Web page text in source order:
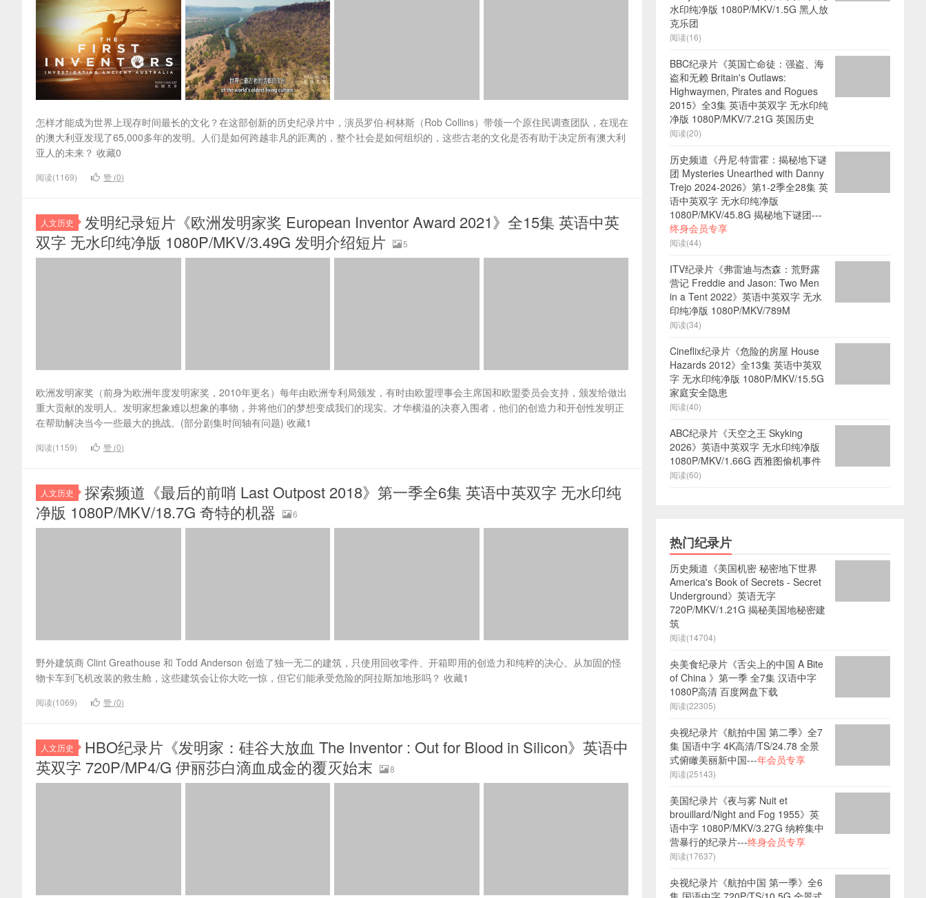
怎样才能成为世界上现存时间最长的文化？在这部创新的历史纪录片中，演员罗伯·柯林斯（Rob Collins）带领一个原住民调查团队，在现在
的澳大利亚发现了65,000多年的发明。人们是如何跨越非凡的距离的，整个社会是如何组织的，这些古老的文化是否有助于决定所有澳大利
亚人的未来？ 收藏0
阅读(1169) 赞 (0)
人文历史
发明纪录短片《欧洲发明家奖 European Inventor Award 2021》全15集 英语中英
双字 无水印纯净版 1080P/MKV/3.49G 发明介绍短片
5
欧洲发明家奖（前身为欧洲年度发明家奖，2010年更名）每年由欧洲专利局颁发，有时由欧盟理事会主席国和欧盟委员会支持，颁发给做出
重大贡献的发明人。发明家想象难以想象的事物，并将他们的梦想变成我们的现实。才华横溢的决赛入围者，他们的创造力和开创性发明正
在帮助解决当今一些最大的挑战。(部分剧集时间轴有问题) 收藏1
阅读(1159) 赞 (0)
人文历史
探索频道《最后的前哨 Last Outpost 2018》第一季全6集 英语中英双字 无水印纯
净版 1080P/MKV/18.7G 奇特的机器
6
野外建筑商 Clint Greathouse 和 Todd Anderson 创造了独一无二的建筑，只使用回收零件、开箱即用的创造力和纯粹的决心。从加固的怪
物卡车到飞机改装的救生舱，这些建筑会让你大吃一惊，但它们能承受危险的阿拉斯加地形吗？ 收藏1
阅读(1069) 赞 (0)
人文历史
HBO纪录片《发明家：硅谷大放血 The Inventor : Out for Blood in Silicon》英语中
英双字 720P/MP4/G 伊丽莎白滴血成金的覆灭始末
8
水印纯净版 1080P/MKV/1.5G 黑人放
克乐团
阅读(16)
BBC纪录片《英国亡命徒：强盗、海
盗和无赖 Britain's Outlaws:
Highwaymen, Pirates and Rogues
2015》全3集 英语中英双字 无水印纯
净版 1080P/MKV/7.21G 英国历史
阅读(20)
历史频道《丹尼·特雷霍：揭秘地下谜
团 Mysteries Unearthed with Danny
Trejo 2024-2026》第1-2季全28集 英
语中英双字 无水印纯净版
1080P/MKV/45.8G 揭秘地下谜团---
终身会员专享
阅读(44)
ITV纪录片《弗雷迪与杰森：荒野露
营记 Freddie and Jason: Two Men
in a Tent 2022》英语中英双字 无水
印纯净版 1080P/MKV/789M
阅读(34)
Cineflix纪录片《危险的房屋 House
Hazards 2012》全13集 英语中英双
字 无水印纯净版 1080P/MKV/15.5G
家庭安全隐患
阅读(40)
ABC纪录片《天空之王 Skyking
2026》英语中英双字 无水印纯净版
1080P/MKV/1.66G 西雅图偷机事件
阅读(60)
热门纪录片
历史频道《美国机密 秘密地下世界
America's Book of Secrets - Secret
Underground》英语无字
720P/MKV/1.21G 揭秘美国地秘密建
筑
阅读(14704)
央美食纪录片《舌尖上的中国 A Bite
of China 》第一季 全7集 汉语中字
1080P高清 百度网盘下载
阅读(22305)
央视纪录片《航拍中国 第二季》全7
集 国语中字 4K高清/TS/24.78 全景
式俯瞰美丽新中国---年会员专享
阅读(25143)
美国纪录片《夜与雾 Nuit et
brouillard/Night and Fog 1955》英
语中字 1080P/MKV/3.27G 纳粹集中
营暴行的纪录片---终身会员专享
阅读(17637)
央视纪录片《航拍中国 第一季》全6